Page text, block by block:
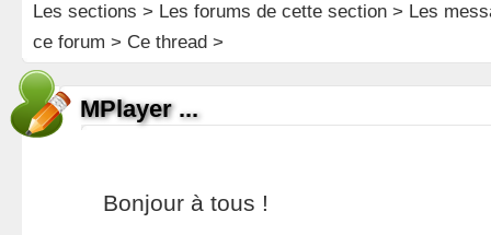
Les sections > Les forums de cette section> Les
ce forum > Ce thread >
MPlayer ...
Bonjour à tous !